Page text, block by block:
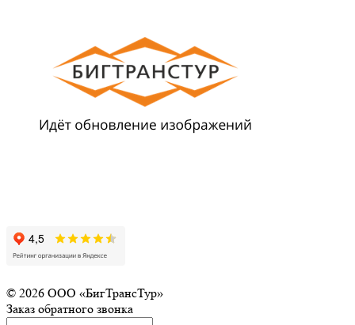
© 2026 ООО «БигТрансТур»
Заказ обратного звонка